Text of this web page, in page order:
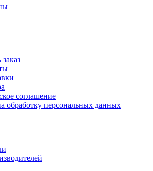
соглашение
обработку персональных данных